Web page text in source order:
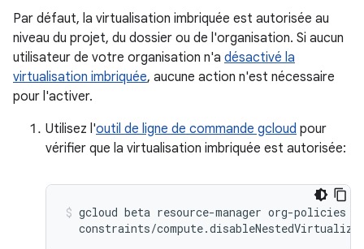
Par défaut, la virtualisation imbriquée est autorisée au
niveau du projet, du dossier ou de l'organisation. Si aucun
utilisateur de votre organisation n'a désactivé la
virtualisation imbriquée, aucune action n'est nécessaire
pour l'activer.
Utilisez l'outil de ligne de commande gcloud pour
vérifier que la virtualisation imbriquée est autorisée:
gcloud beta resource-manager org-policies